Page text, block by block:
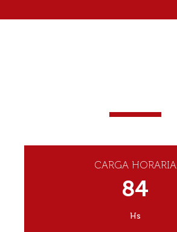
CARGA HORARIA
84
Hs